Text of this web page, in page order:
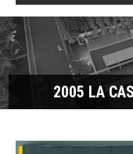
2005 LA